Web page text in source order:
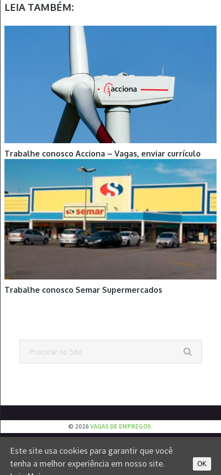
LEIA TAMBÉM:
Trabalhe conosco Acciona – Vagas, enviar currículo
Trabalhe conosco Semar Supermercados
© 2026VAGAS DE EMPREGOS
EMPREGOS JOVEM APRENDIZ ESTÁGIOS
VESTIBULAR
CONTATO
PRIVACIDADE
Este site usa cookies para garantir que você
tenha a melhor experiência em nosso site.
OK